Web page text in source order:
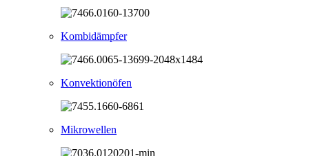
Kombidämpfer
Konvektionöfen
Mikrowellen